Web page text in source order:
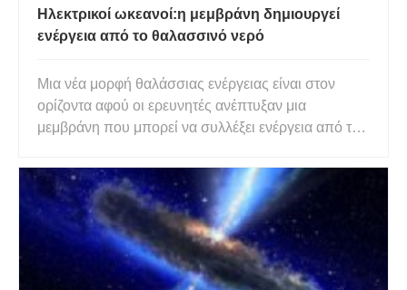
Ηλεκτρικοί ωκεανοί:η μεμβράνη δημιουργεί
ενέργεια από το θαλασσινό νερό
Μια νέα μορφή θαλάσσιας ενέργειας είναι στον
ορίζοντα αφού οι ερευνητές ανέπτυξαν μια
μεμβράνη που μπορεί να συλλέξει ενέργεια από το
διαδικασία της όσμωσης, όπου το νερό ή οι
διαλυμένες ουσίες (π.χ. αλάτι) κινούνται σε μια
ημιπερατή μεμβράνη, προκειμένου